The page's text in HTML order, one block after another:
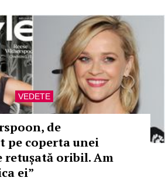
VEDETE
de
pe coperta unei
retușată oribil. Am
ei”